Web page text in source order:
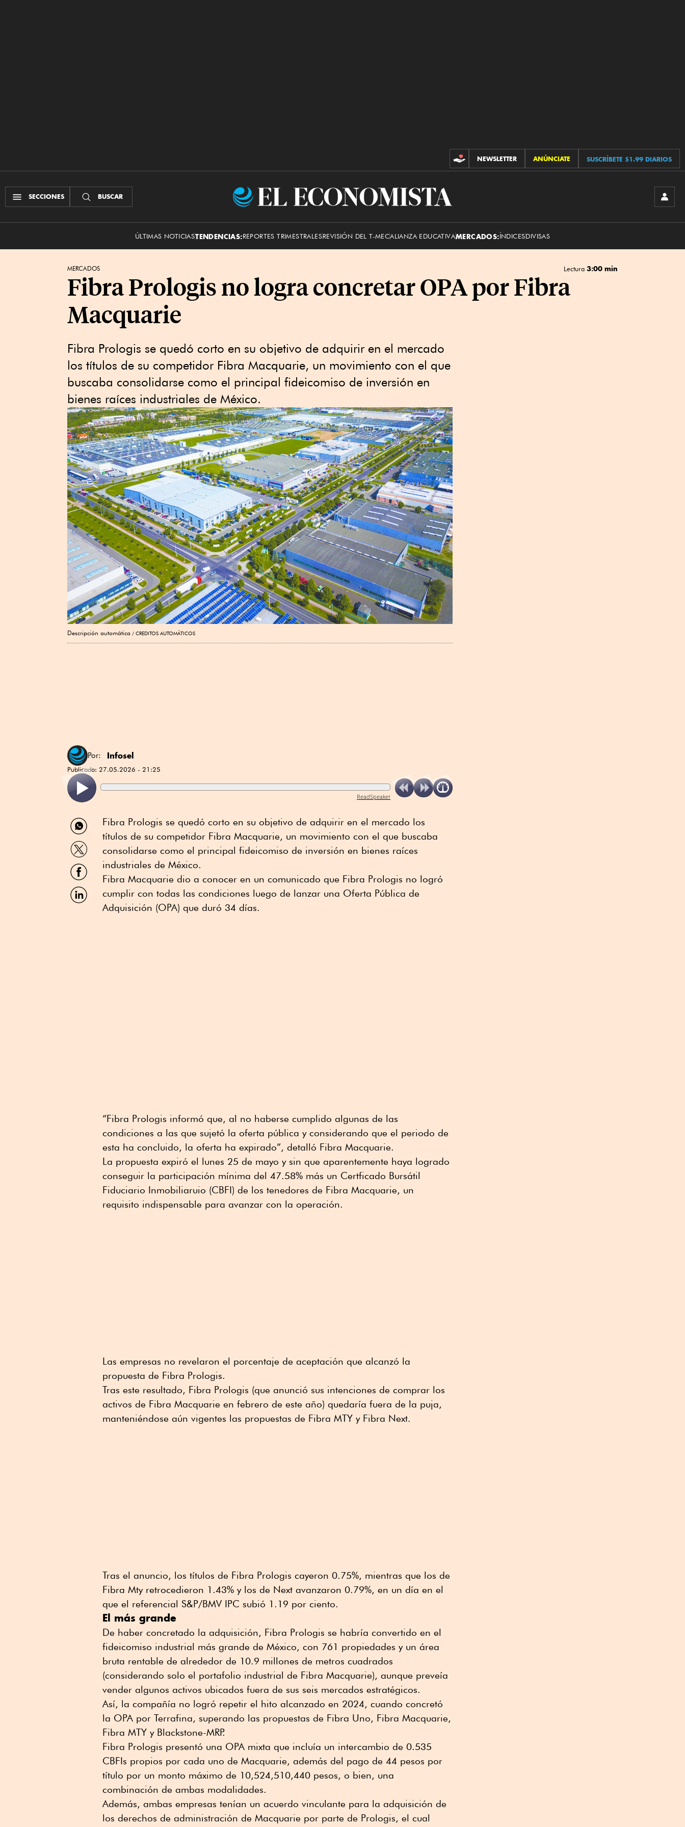
CONTRIBUCIONES
NEWSLETTER ANÚNCIATE SUSCRÍBETE $1.99 DIARIOS
SECCIONES BUSCAR
El
ÚLTIMAS NOTICIASTENDENCIAS:REPORTES TRIMESTRALESREVISIÓN DEL T-MECALIANZA EDUCATIVAMERCADOS:ÍNDICESDIVISAS
MERCADOS Lectura 3:00 min
Fibra Prologis no logra concretar OPA por Fibra
Macquarie
Fibra Prologis se quedó corto en su objetivo de adquirir en el mercado
los títulos de su competidor Fibra Macquarie, un movimiento con el que
buscaba consolidarse como el principal fideicomiso de inversión en
bienes raíces industriales de México.
Descripción automática CREDITOS AUTOMÁTICOS
Por: Infosel
Publicado: 27.05.2026 - 21:25
ReadSpeaker
Compartir
por
WhatsApp
Compartir
por
Twitter
Compartir
por
Facebook
Compartir
por
Fibra Prologis se quedó corto en su objetivo de adquirir en el mercado los
títulos de su competidor Fibra Macquarie, un movimiento con el que buscaba
consolidarse como el principal fideicomiso de inversión en bienes raíces
industriales de México.
Fibra Macquarie dio a conocer en un comunicado que Fibra Prologis no logró
cumplir con todas las condiciones luego de lanzar una Oferta Pública de
Adquisición (OPA) que duró 34 días.
“Fibra Prologis informó que, al no haberse cumplido algunas de las
condiciones a las que sujetó la oferta pública y considerando que el periodo de
esta ha concluido, la oferta ha expirado”, detalló Fibra Macquarie.
La propuesta expiró el lunes 25 de mayo y sin que aparentemente haya logrado
conseguir la participación mínima del 47.58% más un Certficado Bursátil
Fiduciario Inmobiliaruio (CBFI) de los tenedores de Fibra Macquarie, un
requisito indispensable para avanzar con la operación.
Las empresas no revelaron el porcentaje de aceptación que alcanzó la
propuesta de Fibra Prologis.
Tras este resultado, Fibra Prologis (que anunció sus intenciones de comprar los
activos de Fibra Macquarie en febrero de este año) quedaría fuera de la puja,
manteniéndose aún vigentes las propuestas de Fibra MTY y Fibra Next.
Tras el anuncio, los títulos de Fibra Prologis cayeron 0.75%, mientras que los de
Fibra Mty retrocedieron 1.43% y los de Next avanzaron 0.79%, en un día en el
que el referencial S&P/BMV IPC subió 1.19 por ciento.
El más grande
De haber concretado la adquisición, Fibra Prologis se habría convertido en el
fideicomiso industrial más grande de México, con 761 propiedades y un área
bruta rentable de alrededor de 10.9 millones de metros cuadrados
(considerando solo el portafolio industrial de Fibra Macquarie), aunque preveía
vender algunos activos ubicados fuera de sus seis mercados estratégicos.
Así, la compañía no logró repetir el hito alcanzado en 2024, cuando concretó
la OPA por Terrafina, superando las propuestas de Fibra Uno, Fibra Macquarie,
Fibra MTY y Blackstone-MRP.
Fibra Prologis presentó una OPA mixta que incluía un intercambio de 0.535
CBFIs propios por cada uno de Macquarie, además del pago de 44 pesos por
título por un monto máximo de 10,524,510,440 pesos, o bien, una
combinación de ambas modalidades.
Además, ambas empresas tenían un acuerdo vinculante para la adquisición de
los derechos de administración de Macquarie por parte de Prologis, el cual